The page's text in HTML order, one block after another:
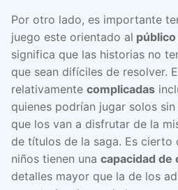
Por otro lado, es importante
juego este orientado al
significa que las historias no
que sean difíciles de resolver.
relativamente complicadas
quienes podrían jugar solos
que los van a disfrutar de la
de títulos de la saga. Es cierto
niños tienen una capacidad de
detalles mayor que la de los